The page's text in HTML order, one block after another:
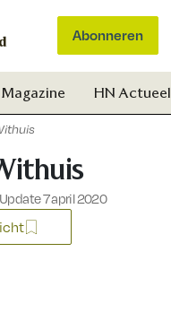
Abonneren
Magazine HN Actueel
Update 7 april 2020